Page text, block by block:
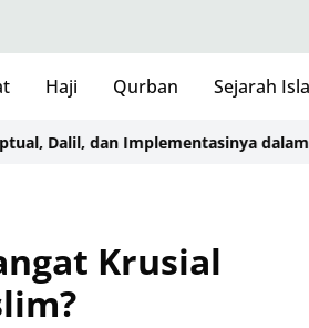
Haji Qurban Sejarah
dan Implementasinya dalam
Krusial